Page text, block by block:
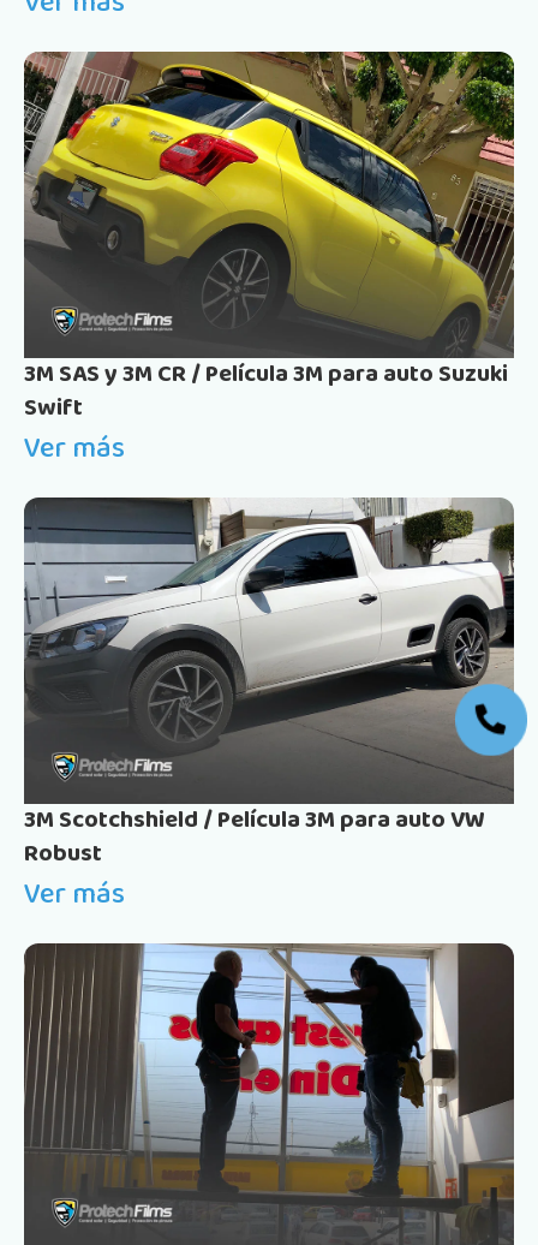
3M SAS y 3M CR / Película 3M para auto Suzuki
Swift
Ver más
3M Scotchshield / Película 3M para auto VW
Robust
Ver más